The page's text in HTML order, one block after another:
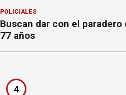
POLICIALES
Buscan dar con el paradero
77 años
4